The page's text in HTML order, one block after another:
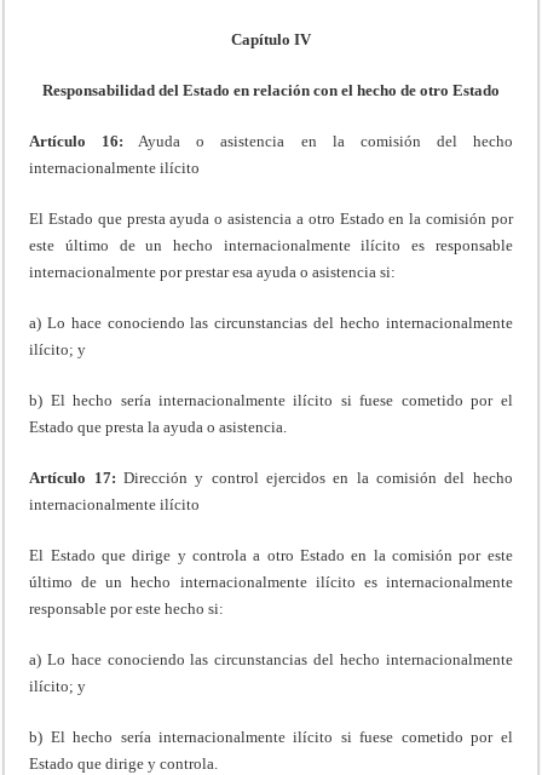
Capítulo IV
Responsabilidad del Estado en relación con el hecho de otro Estado
Artículo 16: Ayuda o asistencia en la comisión del hecho
internacionalmente ilícito
El Estado que presta ayuda o asistencia a otro Estado en la comisión por
este último de un hecho internacionalmente ilícito es responsable
internacionalmente por prestar esa ayuda o asistencia si:
a) Lo hace conociendo las circunstancias del hecho internacionalmente
ilícito; y
b) El hecho sería internacionalmente ilícito si fuese cometido por el
Estado que presta la ayuda o asistencia.
Artículo 17: Dirección y control ejercidos en la comisión del hecho
internacionalmente ilícito
El Estado que dirige y controla a otro Estado en la comisión por este
último de un hecho internacionalmente ilícito es internacionalmente
responsable por este hecho si:
a) Lo hace conociendo las circunstancias del hecho internacionalmente
ilícito; y
b) El hecho sería internacionalmente ilícito si fuese cometido por el
Estado que dirige y controla.